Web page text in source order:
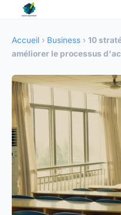
Accueil › Business › 10
améliorer le processus